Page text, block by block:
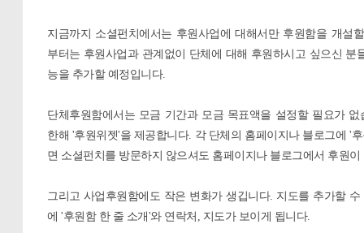
지금까지 소셜펀치에서는 후원사업에 대해서만 후원함을 개설
부터는 후원사업과 관계없이 단체에 대해 후원하시고 싶으신 분
능을 추가할 예정입니다.
단체후원함에서는 모금 기간과 모금 목표액을 설정할 필요가
한해 '후원위젯'을 제공합니다. 각 단체의 홈페이지나 블로그에 '
면 소셜펀치를 방문하지 않으셔도 홈페이지나 블로그에서 후원이
그리고 사업후원함에도 작은 변화가 생깁니다. 지도를 추가할
에 '후원함 한 줄 소개'와 연락처, 지도가 보이게 됩니다.